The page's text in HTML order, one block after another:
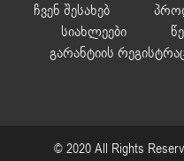
ჩვენ შესახებ
სიახლეები
გარანტიის
© 2020 All Rights